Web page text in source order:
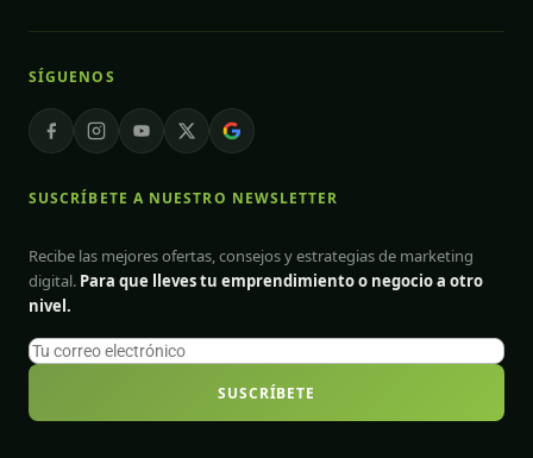
SÍGUENOS
SUSCRÍBETE A NUESTRO NEWSLETTER
Recibe las mejores ofertas, consejos y estrategias de marketing
digital. Para que lleves tu emprendimiento o negocio a otro
nivel.
SUSCRÍBETE